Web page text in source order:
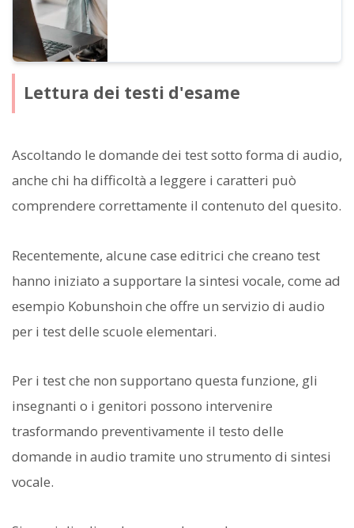
Lettura dei testi d'esame
Ascoltando le domande dei test sotto forma di audio,
anche chi ha difficoltà a leggere i caratteri può
comprendere correttamente il contenuto del quesito.
Recentemente, alcune case editrici che creano test
hanno iniziato a supportare la sintesi vocale, come ad
esempio Kobunshoin che offre un servizio di audio
per i test delle scuole elementari.
Per i test che non supportano questa funzione, gli
insegnanti o i genitori possono intervenire
trasformando preventivamente il testo delle
domande in audio tramite uno strumento di sintesi
vocale.